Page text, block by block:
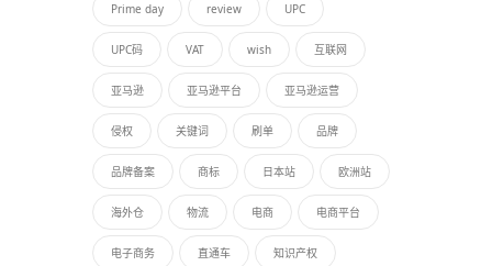
Prime day review UPC
UPC码 VAT wish 互联网
亚马逊 亚马逊平台 亚马逊运营
侵权 关键词 刷单 品牌
品牌备案 商标 日本站 欧洲站
海外仓 物流 电商 电商平台
电子商务 直通车 知识产权